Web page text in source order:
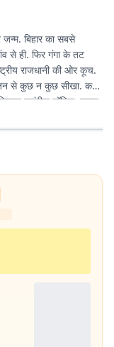
बिहार का सबसे
से ही. फिर गंगा के तट
राजधानी की ओर कूच.
से कुछ न कुछ सीखा. करंट
पसंदीदा टॉपिक. स्कूल,
स्रोत. साल 2020 में
के की-बोर्ड से होते हुए
पढ़ने, लिखने की भूख भी